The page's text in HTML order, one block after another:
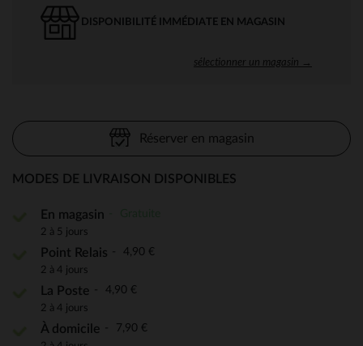
DISPONIBILITÉ IMMÉDIATE EN MAGASIN
sélectionner un magasin →
Réserver en magasin
MODES DE LIVRAISON DISPONIBLES
En magasin
2 à 5 jours
Point Relais 4,90 €
2 à 4 jours
La Poste 4,90 €
2 à 4 jours
À domicile 7,90 €